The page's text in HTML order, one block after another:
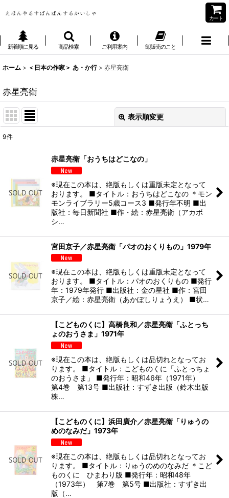
カート
新着順に見る 商品検索 ご利用案内 卸販売のこと
ホーム > ＜日本の作家＞ あ・か行 > 赤星亮衛
赤星亮衛
表示順変更
絞り込む
9件
赤星亮衛「おうちはどこなの」
※現在この本は、絶版もしくは重版未定となって
おります。 ■タイトル：おうちはどこなの ＊モン
モンライブラリー5歳コース3 ■発行年不明 ■出
版社：毎日新聞社 ■作・絵：赤星亮衛（アカボ
シ…
宮田京子／赤星亮衛「パオのおくりもの」1979年
※現在この本は、絶版もしくは重版未定となって
おります。 ■タイトル：パオのおくりもの ■発行
年：1979年発行 ■出版社：金の星社 ■作：宮田
京子／絵：赤星亮衛（あかぼしりょうえ） ■状…
【こどものくに】高橋良和／赤星亮衛「ふとっち
ょのおうさま」1971年
※現在この本は、絶版もしくは品切れとなってお
ります。 ■タイトル：こどものくに「ふとっちょ
のおうさま」 ■発行年：昭和46年（1971年）
第4巻 第13号 ■出版社：すずき出版（鈴木出版
株…
【こどものくに】浜田廣介／赤星亮衛「りゅうの
めのなみだ」1973年
※現在この本は、絶版もしくは品切れとなってお
ります。 ■タイトル：りゅうのめのなみだ ＊こど
ものくに ひまわり版 ■発行年：昭和48年
（1973年） 第7巻 第5号 ■出版社：すずき出
版（…